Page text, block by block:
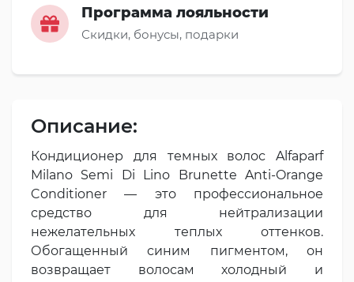
Программа лояльности
Скидки, бонусы, подарки
Описание:
Кондиционер для темных волос Alfaparf
Milano Semi Di Lino Brunette Anti-Orange
Conditioner — это профессиональное
средство для нейтрализации
нежелательных теплых оттенков.
Обогащенный синим пигментом, он
возвращает волосам холодный и